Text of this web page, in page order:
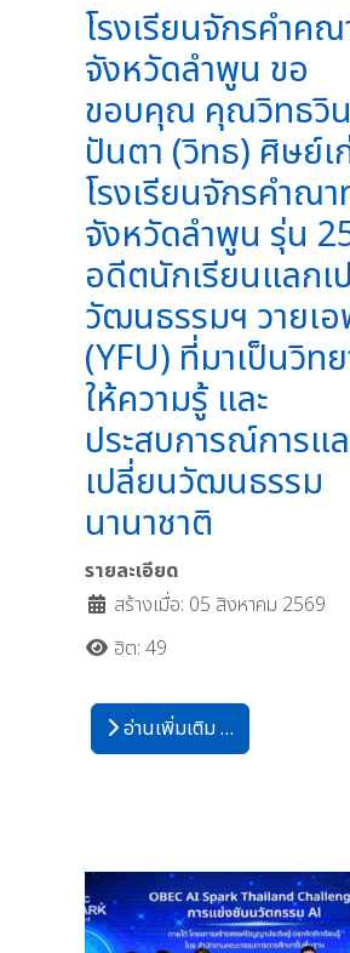
โรงเรียนจักรคำค
จังหวัดลำพูน ขอ
ขอบคุณ คุณวิทธวิ
ปันตา (วิทธ) ศิษย์เ
โรงเรียนจักรคำณา
จังหวัดลำพูน รุ่น
อดีตนักเรียนแลกเ
วัฒนธรรมฯ วายเ
(YFU) ที่มาเป็นวิท
ให้ความรู้ และ
ประสบการณ์การแ
เปลี่ยนวัฒนธรรม
นานาชาติ
รายละเอียด
สร้างเมื่อ: 05 สิงหาคม 2569
ฮิต: 49
อ่านเพิ่มเติม …